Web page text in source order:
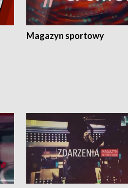
Magazyn sportowy